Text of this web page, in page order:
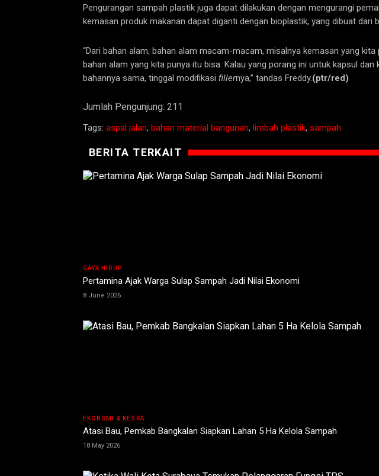
Pengurangan sampah plastik juga dapat dilakukan dengan mengurangi
kemasan produk makanan dapat diganti dengan bioplastik, yang dibuat dari
“Dari bahan alam, bahan alam macam-macam, misalnya kemasan yang
bahan alam yang kita punya itu bisa. Kalau yang porang ini untuk kapsul
bahannya sama, tinggal modifikasi fillernya,” tandas Freddy.(ptr/red)
Jumlah Pengunjung: 211
Tags: aspal jalan, bahan material bangunan, limbah plastik, sampah
BERITA TERKAIT
GAYA HIDUP
Pertamina Ajak Warga Sulap Sampah Jadi Nilai Ekonomi
8 June 2026
EKONOMI & KESRA
Atasi Bau, Pemkab Bangkalan Siapkan Lahan 5 Ha Kelola Sampah
18 May 2026